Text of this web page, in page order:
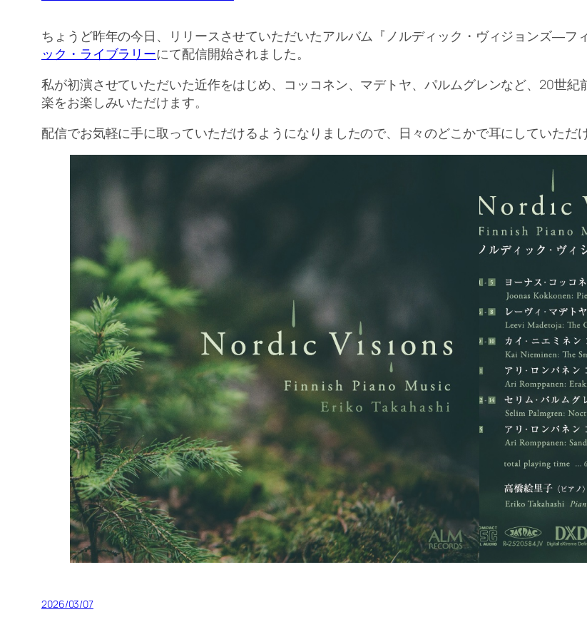
ちょうど昨年の今日、リリースさせていただいたアルバム『ノルディック・ヴィジョンズ―フ
ック・ライブラリーにて配信開始されました。
私が初演させていただいた近作をはじめ、コッコネン、マデトヤ、パルムグレンなど、20世
楽をお楽しみいただけます。
配信でお気軽に手に取っていただけるようになりましたので、日々のどこかで耳にしていただ
2026/03/07